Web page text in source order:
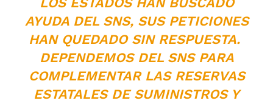
AYUDA DEL SNS, SUS PETICIONES
HAN QUEDADO SIN RESPUESTA.
DEPENDEMOS DEL SNS PARA
COMPLEMENTAR LAS RESERVAS
ESTATALES DE SUMINISTROS Y